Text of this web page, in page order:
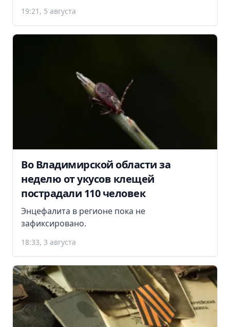
19:21, 5 августа
Во Владимирской области за
неделю от укусов клещей
пострадали 110 человек
Энцефалита в регионе пока не
зафиксировано.
18:33, 3 августа